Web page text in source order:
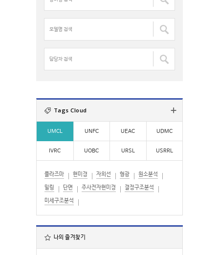
명
색
:
델
명
:자
:
Tags Cloud
UMCL UNFC UEAC UDMC
IVRC UOBC URSL USRRL
플라즈마 현미경 자외선 형광 원소분석
밀링 단면 주사전자현미경 결정구조분석
미세구조분석
나의 즐겨찾기